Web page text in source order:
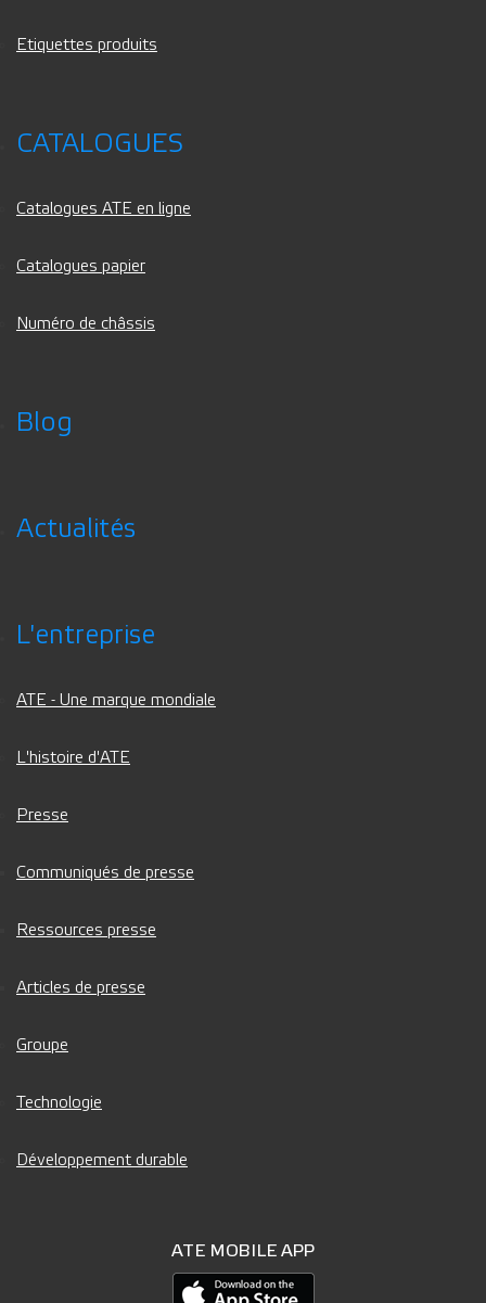
Etiquettes produits
CATALOGUES
Catalogues ATE en ligne
Catalogues papier
Numéro de châssis
Blog
Actualités
L'entreprise
ATE - Une marque mondiale
L'histoire d'ATE
Presse
Communiqués de presse
Ressources presse
Articles de presse
Groupe
Technologie
Développement durable
ATE MOBILE APP